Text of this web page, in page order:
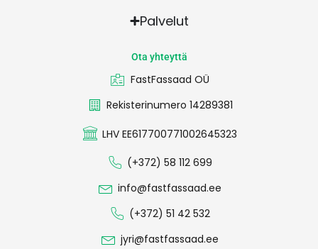
Palvelut
Ota yhteyttä
FastFassaad OÜ
Rekisterinumero 14289381
LHV EE617700771002645323
(+372) 58 112 699
info@fastfassaad.ee
(+372) 51 42 532
jyri@fastfassaad.ee